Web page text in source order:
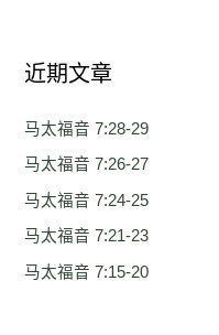
近期文章
马太福音 7:28-29
马太福音 7:26-27
马太福音 7:24-25
马太福音 7:21-23
马太福音 7:15-20